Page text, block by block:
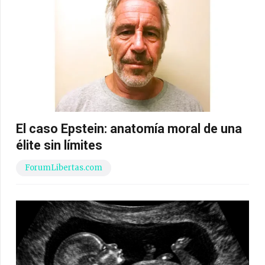
El caso Epstein: anatomía moral de una
élite sin límites
ForumLibertas.com